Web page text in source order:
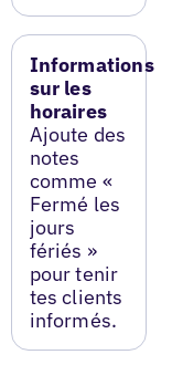
Informations
sur les
horaires
Ajoute des
notes
comme «
Fermé les
jours
fériés »
pour tenir
tes clients
informés.